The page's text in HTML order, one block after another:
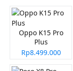
Oppo K15 Pro
Plus
Rp8.499.000